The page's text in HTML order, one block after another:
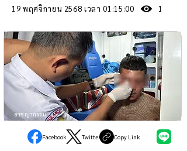
19 พฤศจิกายน 2568 เวลา 01:15:00 1
อาชญากรรม
Facebook Twitter Copy Link